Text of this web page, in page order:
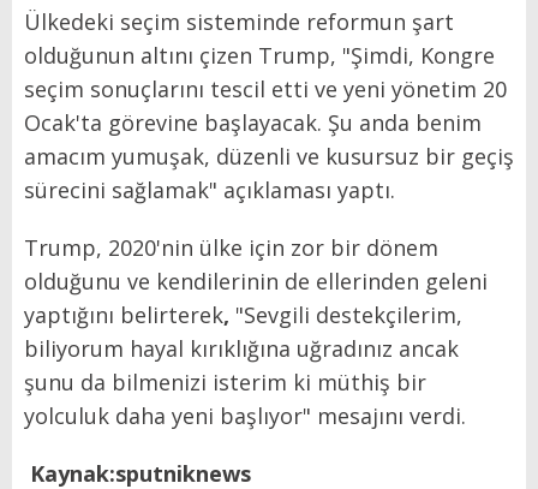
Ülkedeki seçim sisteminde reformun şart
olduğunun altını çizen Trump, "Şimdi, Kongre
seçim sonuçlarını tescil etti ve yeni yönetim 20
Ocak'ta görevine başlayacak. Şu anda benim
amacım yumuşak, düzenli ve kusursuz bir geçiş
sürecini sağlamak" açıklaması yaptı.
Trump, 2020'nin ülke için zor bir dönem
olduğunu ve kendilerinin de ellerinden geleni
yaptığını belirterek, "Sevgili destekçilerim,
biliyorum hayal kırıklığına uğradınız ancak
şunu da bilmenizi isterim ki müthiş bir
yolculuk daha yeni başlıyor" mesajını verdi.
Kaynak:sputniknews